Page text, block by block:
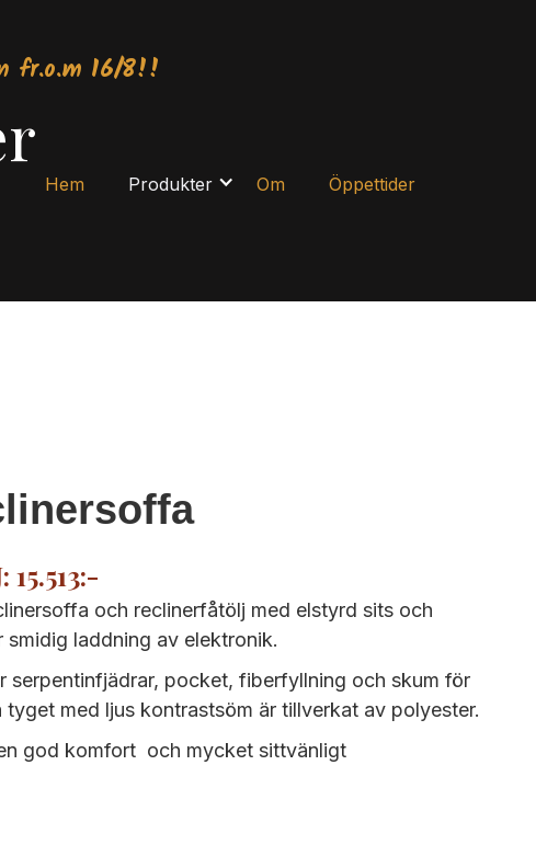
fr.o.m 16/8!!
Hem Produkter Om Öppettider
och reclinerfåtölj med elstyrd sits och
laddning av elektronik.
serpentinfjädrar, pocket, fiberfyllning och skum för
med ljus kontrastsöm är tillverkat av polyester.
god komfort och mycket sittvänligt